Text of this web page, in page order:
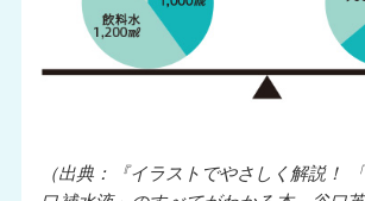
（出典：『イラストでやさしく解説！